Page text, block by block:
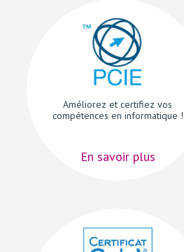
Améliorez et certifiez vos
compétences en informatique !
En savoir plus